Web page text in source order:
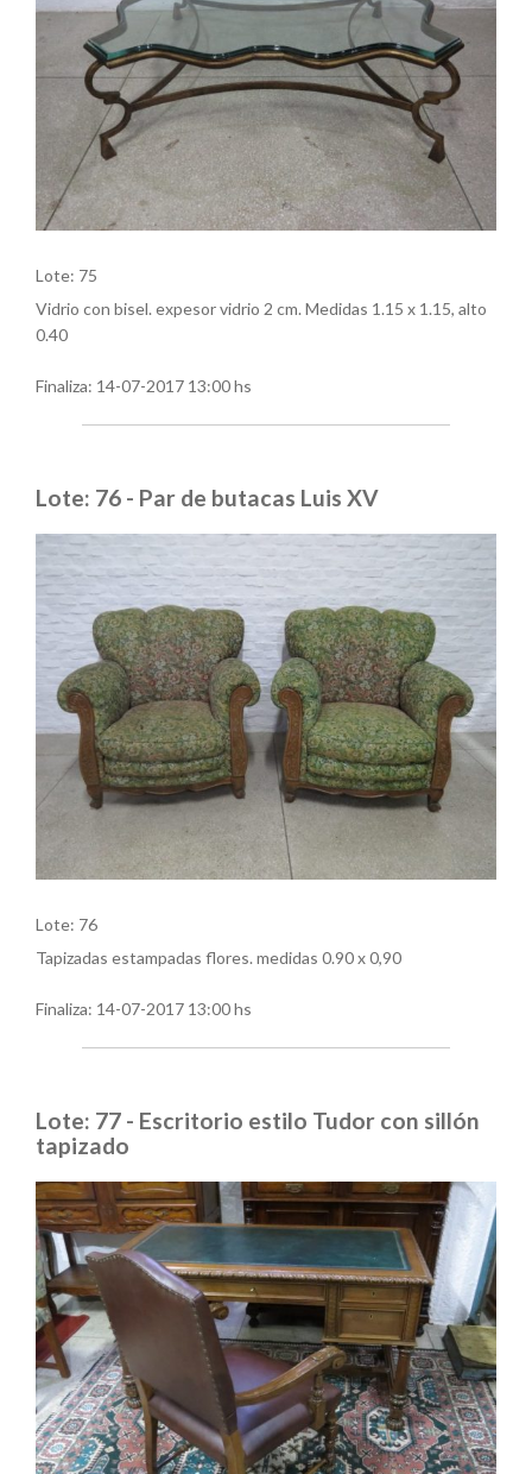
Lote: 75
Vidrio con bisel. expesor vidrio 2 cm. Medidas 1.15 x 1.15, alto
0.40
Finaliza: 14-07-2017 13:00 hs
Lote: 76 - Par de butacas Luis XV
Lote: 76
Tapizadas estampadas flores. medidas 0.90 x 0,90
Finaliza: 14-07-2017 13:00 hs
Lote: 77 - Escritorio estilo Tudor con sillón
tapizado